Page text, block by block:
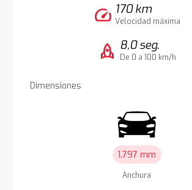
speed 170 km
Velocidad máxima
rocket 8,0 seg.
De 0 a 100 km/h
Dimensiones
1.797 mm
Anchura